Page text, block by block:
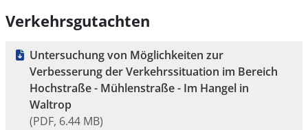
Verkehrsgutachten
Untersuchung von Möglichkeiten zur
Verbesserung der Verkehrssituation im Bereich
Hochstraße - Mühlenstraße - Im Hangel in
Waltrop
(PDF, 6.44 MB)